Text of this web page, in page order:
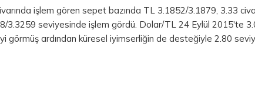
işlem gören sepet bazında TL 3.1852/3.1879, 3.33
3.3259 seviyesinde işlem gördü. Dolar/TL 24 Eylül 2015'te
görmüş ardından küresel iyimserliğin de desteğiyle 2.80